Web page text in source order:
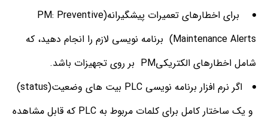
برای اخطارهای تعمیرات پیشگیرانه(PM: Preventive
Maintenance Alerts) برنامه نویسی لازم را انجام دهید، که
شامل اخطارهای الکتریکیPM بر روی تجهیزات باشد.
اگر نرم افزار برنامه نویسی PLC بیت های وضعیت(status)
و یک ساختار کامل برای کلمات مربوط به PLC که قابل مشاهده